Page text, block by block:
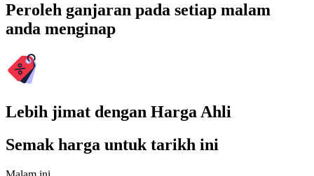
Peroleh ganjaran pada setiap malam
anda menginap
Lebih jimat dengan Harga Ahli
Semak harga untuk tarikh ini